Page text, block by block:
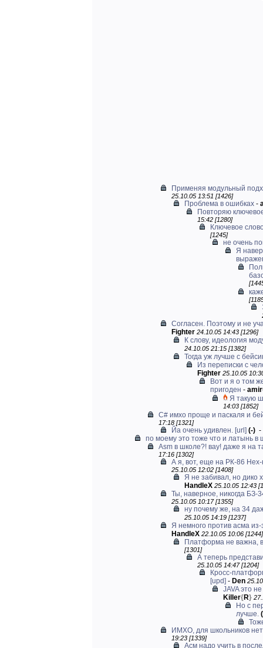
Применяя модульный
25.10.05 13:51 [1426]
Проблема в ошибках -
Повторяю
15:42 [1280]
Ключевое
[1245]
не очень
Я
Согласен. Поэтому и не
Fighter 24.10.05 14:43 [1296]
К слову, идеология
24.10.05 21:15 [1382]
Тогда уж лучше с
Из переписки с
Fighter 25.10.05
Вот и я о том
пригоден -
Я такую
14:03 [1852]
C# имхо проще и паскаля и
17:18 [1321]
Йа очень удивлен. [url] (-) -
по моему это тоже что и латынь в
Asm в школе?! вау! даже я на
17:16 [1302]
А я, вот, еще на РК-86
25.10.05 12:02 [1408]
Я не забивал, но дико
HandleX 25.10.05 12:43
Ты, наверное, никогда БЗ-
25.10.05 10:17 [1355]
ну почему же, на 34
25.10.05 14:19 [1237]
Я немного против асма из-
HandleX 22.10.05 10:06 [1244]
Платформа не важна,
[1301]
А теперь
25.10.05 14:47 [1204]
Кросс-
[upd] - Den
JAVA это
Killer{R}
Но с
лучше.
ИМХО, для школьников
19:23 [1339]
Асм надо учить в